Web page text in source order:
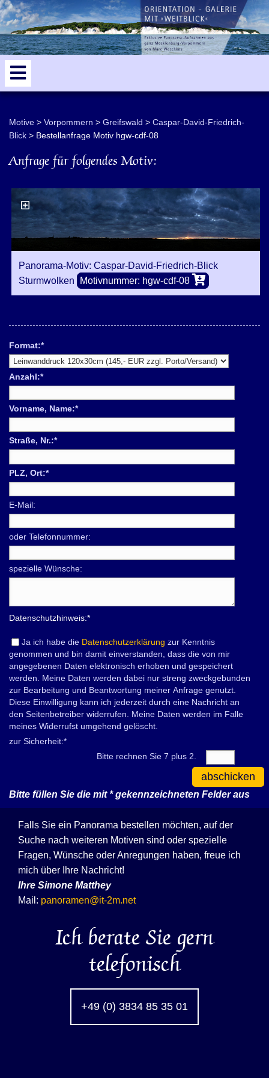
Motive Vorpommern Greifswald
Caspar-David-Friedrich-
Blick
Bestellanfrage Motiv hgw-cdf-08
Anfrage für folgendes Motiv:
Panorama-Motiv: Caspar-David-Friedrich-Blick
Sturmwolken
Motivnummer: hgw-cdf-08
Format:*
Anzahl:*
Vorname, Name:*
Straße, Nr.:*
PLZ, Ort:*
E-Mail:
oder Telefonnummer:
spezielle Wünsche:
Datenschutzhinweis:*
Ja ich habe die Datenschutzerklärung zur Kenntnis
genommen und bin damit einverstanden, dass die von mir
angegebenen Daten elektronisch erhoben und gespeichert
werden. Meine Daten werden dabei nur streng zweckgebunden
zur Bearbeitung und Beantwortung meiner Anfrage genutzt.
Diese Einwilligung kann ich jederzeit durch eine Nachricht an
den Seitenbetreiber widerrufen. Meine Daten werden im Falle
meines Widerrufst umgehend gelöscht.
zur Sicherheit:*
Bitte rechnen Sie 7 plus 2.
abschicken
Bitte füllen Sie die mit*gekennzeichneten Felder aus
Falls Sie ein Panorama bestellen möchten, auf der
Suche nach weiteren Motiven sind oder spezielle
Fragen, Wünsche oder Anregungen haben, freue ich
mich über Ihre Nachricht!
Ihre Simone Matthey
Mail: panoramen@it-2m.net
Ich berate Sie gern
telefonisch
+49 (0) 3834 85 35 01
5